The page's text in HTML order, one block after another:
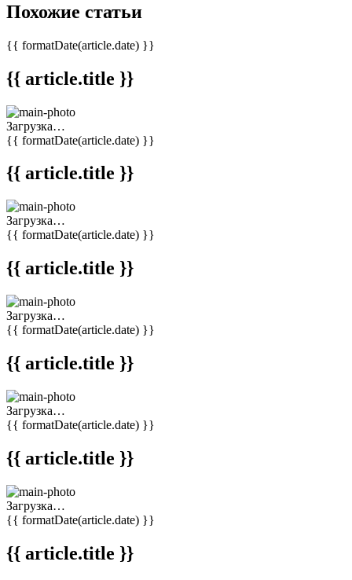
Похожие статьи
{{ formatDate(article.date) }}
{{ article.title }}
Загрузка…
{{ formatDate(article.date) }}
{{ article.title }}
Загрузка…
{{ formatDate(article.date) }}
{{ article.title }}
Загрузка…
{{ formatDate(article.date) }}
{{ article.title }}
Загрузка…
{{ formatDate(article.date) }}
{{ article.title }}
Загрузка…
{{ formatDate(article.date) }}
{{ article.title }}